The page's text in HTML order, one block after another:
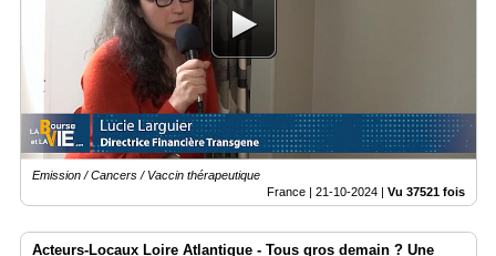
Emission / Cancers / Vaccin thérapeutique
France | 21-10-2024 | Vu 37521 fois
Acteurs-Locaux Loire Atlantique - Tous gros demain ? Une